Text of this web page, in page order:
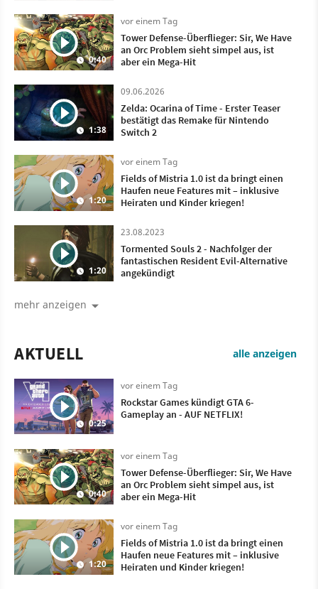
0:40
vor einem Tag
Tower Defense-Überflieger: Sir, We Have
an Orc Problem sieht simpel aus, ist
aber ein Mega-Hit
1:38
09.06.2026
Zelda: Ocarina of Time - Erster Teaser
bestätigt das Remake für Nintendo
Switch 2
1:20
vor einem Tag
Fields of Mistria 1.0 ist da bringt einen
Haufen neue Features mit – inklusive
Heiraten und Kinder kriegen!
1:20
23.08.2023
Tormented Souls 2 - Nachfolger der
fantastischen Resident Evil-Alternative
angekündigt
mehr anzeigen
AKTUELL alle anzeigen
0:25
vor einem Tag
Rockstar Games kündigt GTA 6-
Gameplay an - AUF NETFLIX!
0:40
vor einem Tag
Tower Defense-Überflieger: Sir, We Have
an Orc Problem sieht simpel aus, ist
aber ein Mega-Hit
1:20
vor einem Tag
Fields of Mistria 1.0 ist da bringt einen
Haufen neue Features mit – inklusive
Heiraten und Kinder kriegen!